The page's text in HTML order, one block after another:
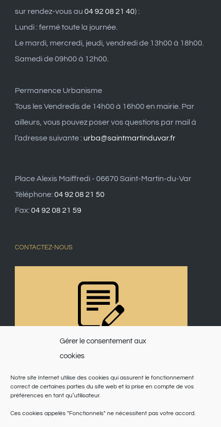
Gérer le consentement aux
cookies
Notre site Internet utilise des cookies qui assurent le fonctionnement
correct de certaines parties du site web et la prise en compte de vos
préférences en tant qu’utilisateur.
Ces cookies appelés "Fonctionnels" ne nécessitent pas votre accord.
sur rendez-vous au 04 92 08 21 40) :
Lundi : fermé toute la journée.
Le mardi, mercredi, jeudi, vendredi de 13h00 à 18h00.
Samedi de 09h00 à 12h00.
Permanence Urbanisme
Tous les Vendredis de 14h00 à 16h00 en mairie. Par
ailleurs, vous pouvez poser vos questions par mail à
l’adresse suivante : urba@saintmartinduvar.fr
Place Alexis Maiffredi - 06670 Saint-Martin-du-Var
Téléphone:04 92 08 21 50
Fax:04 92 08 21 59
CONTACTEZ-NOUS